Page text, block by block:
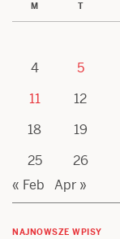
M T
4
5
11
12
18
19
25
26
« Feb
Apr »
NAJNOWSZE WPISY